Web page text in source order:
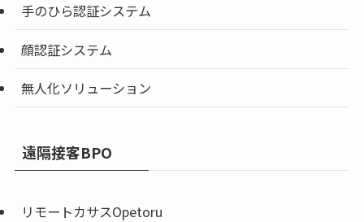
手のひら認証システム
顔認証システム
無人化ソリューション
遠隔接客BPO
リモートカサスOpetoru